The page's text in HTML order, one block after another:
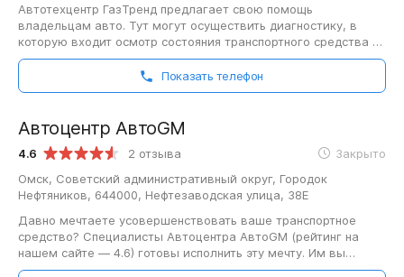
Автотехцентр ГазТренд предлагает свою помощь
владельцам авто. Тут могут осуществить диагностику, в
которую входит осмотр состояния транспортного средства и
кузова, проверку датчиков и электрооборудования,…
Показать телефон
4.6 2 отзыва Закрыто
Автоцентр АвтоGM
Омск, Советский административный округ, Городок
Нефтяников, 644000, Нефтезаводская улица, 38Е
Давно мечтаете усовершенствовать ваше транспортное
средство? Специалисты Автоцентра АвтоGM (рейтинг на
нашем сайте — 4.6) готовы исполнить эту мечту. Им вы
сможете задать вопросы про установку…